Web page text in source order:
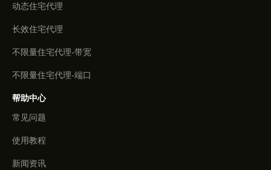
动态住宅代理
长效住宅代理
不限量住宅代理-带宽
不限量住宅代理-端口
帮助中心
常见问题
使用教程
新闻资讯